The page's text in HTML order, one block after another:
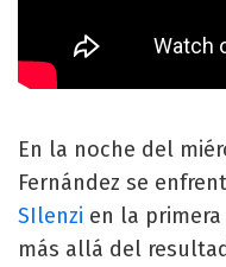
En la noche del
Fernández se
SIlenzi en la
más allá del